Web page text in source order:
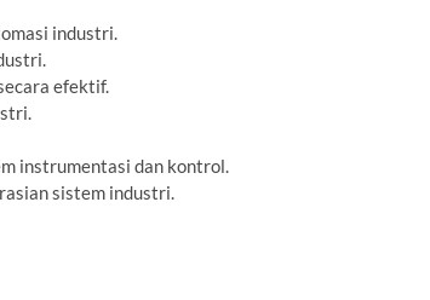
industri.
efektif.
instrumentasi dan kontrol.
sistem industri.